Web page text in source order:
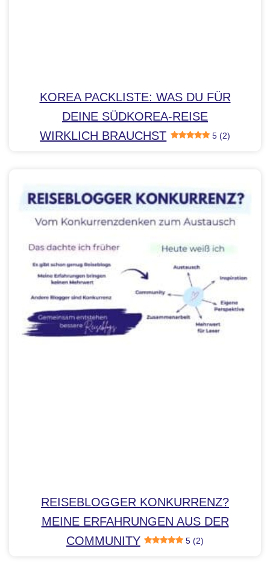
KOREA PACKLISTE: WAS DU FÜR
DEINE SÜDKOREA-REISE
WIRKLICH BRAUCHST
5 (2)
REISEBLOGGER KONKURRENZ?
MEINE ERFAHRUNGEN AUS DER
COMMUNITY
5 (2)